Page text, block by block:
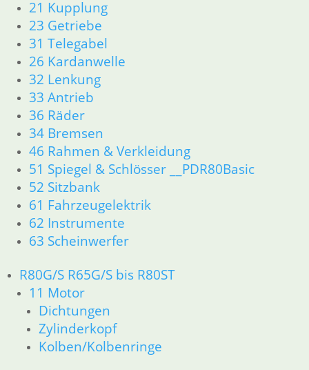
21 Kupplung
23 Getriebe
31 Telegabel
26 Kardanwelle
32 Lenkung
33 Antrieb
36 Räder
34 Bremsen
46 Rahmen & Verkleidung
51 Spiegel & Schlösser __PDR80Basic
52 Sitzbank
61 Fahrzeugelektrik
62 Instrumente
63 Scheinwerfer
R80G/S R65G/S bis R80ST
11 Motor
Dichtungen
Zylinderkopf
Kolben/Kolbenringe